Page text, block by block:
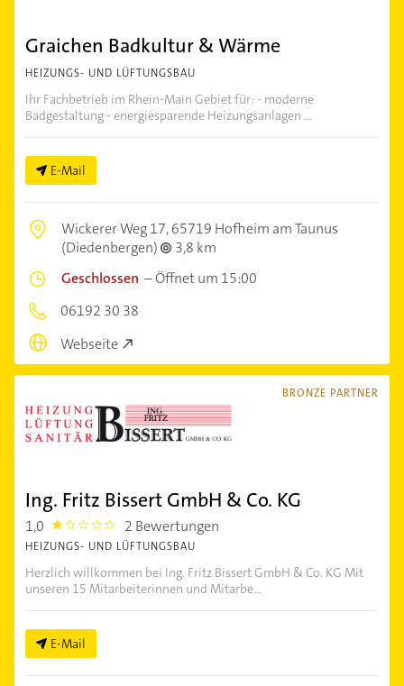
Graichen Badkultur & Wärme
HEIZUNGS- UND LÜFTUNGSBAU
Ihr Fachbetrieb im Rhein-Main Gebiet für: - moderne
Badgestaltung - energiesparende Heizungsanlagen ...
E-Mail
Wickerer Weg 17,65719 Hofheim am Taunus
(Diedenbergen)
3,8 km
Geschlossen –Öffnet um 15:00
06192 30 38
Webseite
BRONZE PARTNER
Ing. Fritz Bissert GmbH & Co. KG
1,0 1.0 2 Bewertungen
HEIZUNGS- UND LÜFTUNGSBAU
Herzlich willkommen bei Ing. Fritz Bissert GmbH & Co. KG Mit
unseren 15 Mitarbeiterinnen und Mitarbe...
E-Mail